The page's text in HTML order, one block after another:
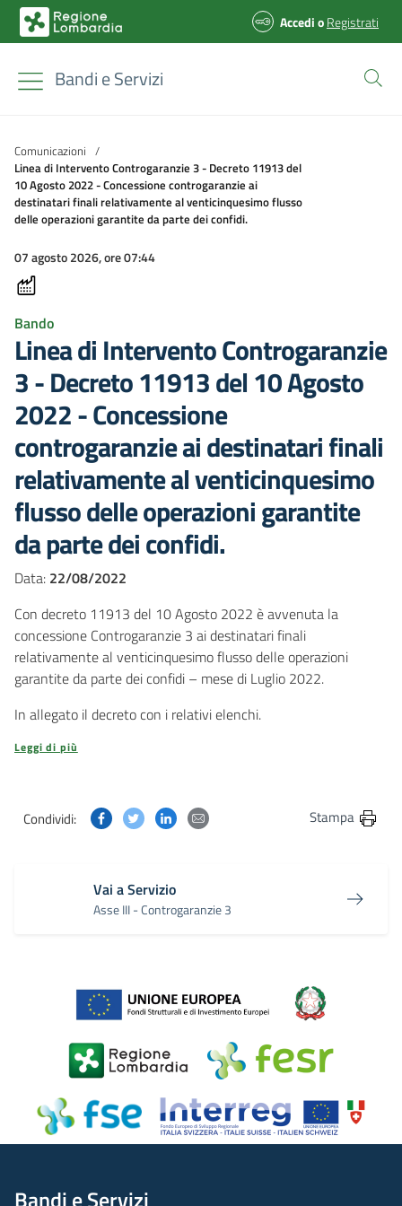
AccedioRegistrati
Bandi e Servizi
Comunicazioni /
Linea di Intervento Controgaranzie 3 - Decreto 11913 del
10 Agosto 2022 - Concessione controgaranzie ai
destinatari finali relativamente al venticinquesimo flusso
delle operazioni garantite da parte dei confidi.
07 agosto 2026, ore 07:44
Bando
Linea di Intervento Controgaranzie
3 - Decreto 11913 del 10 Agosto
2022 - Concessione
controgaranzie ai destinatari finali
relativamente al venticinquesimo
flusso delle operazioni garantite
da parte dei confidi.
Data: 22/08/2022
Con decreto 11913 del 10 Agosto 2022 è avvenuta la
concessione Controgaranzie 3 ai destinatari finali
relativamente al venticinquesimo flusso delle operazioni
garantite da parte dei confidi – mese di Luglio 2022.
In allegato il decreto con i relativi elenchi.
Leggi di più
Condividi: Condividi questa pagina su Facebook
Condividi questa pagina su Twitter
Condividi questa pagina su Linkedin
Condividi questa pagina via
Stampa
Vai a Servizio
Asse III - Controgaranzie 3